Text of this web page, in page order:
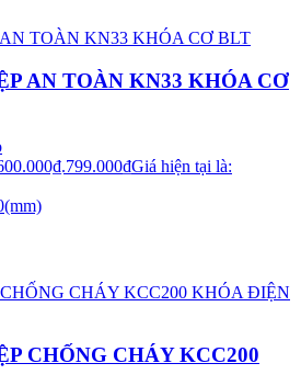
AN TOÀN KN33 KHÓA CƠ
799.000₫Giá hiện tại là:
CHỐNG CHÁY KCC200